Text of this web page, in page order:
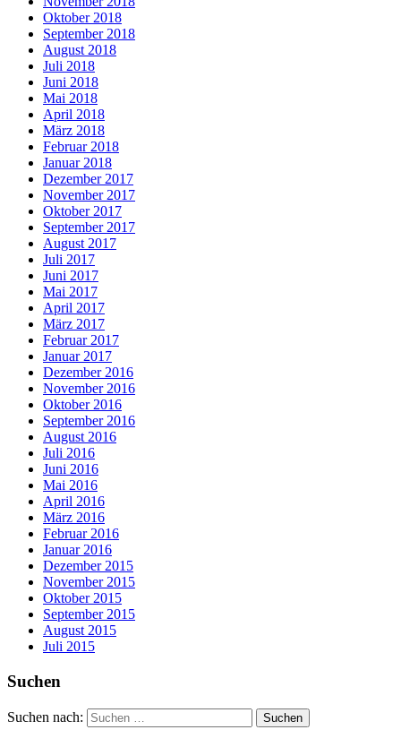
Oktober 2018
September 2018
August 2018
Juli 2018
Juni 2018
Mai 2018
April 2018
März 2018
Februar 2018
Januar 2018
Dezember 2017
November 2017
Oktober 2017
September 2017
August 2017
Juli 2017
Juni 2017
Mai 2017
April 2017
März 2017
Februar 2017
Januar 2017
Dezember 2016
November 2016
Oktober 2016
September 2016
August 2016
Juli 2016
Juni 2016
Mai 2016
April 2016
März 2016
Februar 2016
Januar 2016
Dezember 2015
November 2015
Oktober 2015
September 2015
August 2015
Juli 2015
Suchen
Suchen nach: